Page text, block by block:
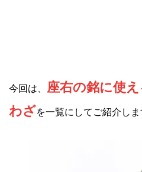
今回は、 座右の銘に使
わざを一覧にしてご紹介しま